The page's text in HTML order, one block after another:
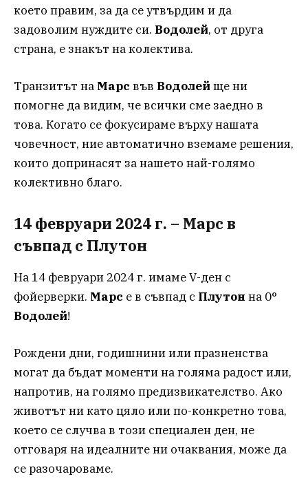
което правим, за да се утвърдим и да
задоволим нуждите си. Водолей, от друга
страна, е знакът на колектива.
Транзитът на Марс във Водолей ще ни
помогне да видим, че всички сме заедно в
това. Когато се фокусираме върху нашата
човечност, ние автоматично вземаме решения,
които допринасят за нашето най-голямо
колективно благо.
14 февруари 2024 г. – Марс в
съвпад с Плутон
На 14 февруари 2024 г. имаме V-ден с
фойерверки. Марс е в съвпад с Плутон на 0°
Водолей!
Рождени дни, годишнини или празненства
могат да бъдат моменти на голяма радост или,
напротив, на голямо предизвикателство. Ако
животът ни като цяло или по-конкретно това,
което се случва в този специален ден, не
отговаря на идеалните ни очаквания, може да
се разочароваме.